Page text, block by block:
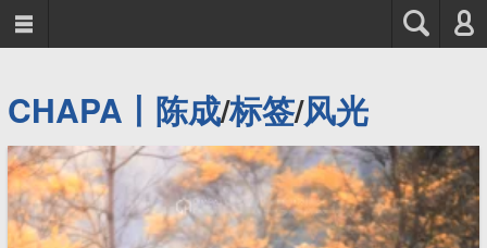
  
CHAPA丨陈成/标签/风光